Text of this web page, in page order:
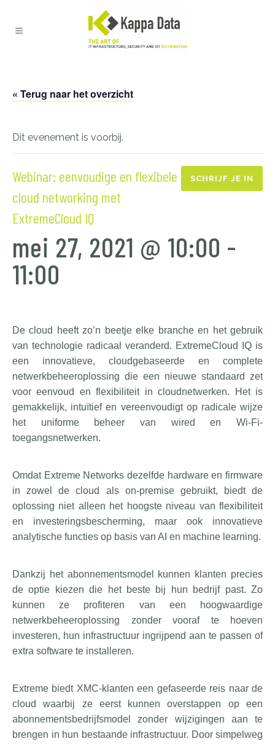
« Terug naar het overzicht
Dit evenement is voorbij.
SCHRIJF JE IN
Webinar: eenvoudige en flexibele
cloud networking met
ExtremeCloud IQ
mei 27, 2021 @ 10:00 -
11:00
De cloud heeft zo’n beetje elke branche en het gebruik
van technologie radicaal veranderd. ExtremeCloud IQ is
een innovatieve, cloudgebaseerde en complete
netwerkbeheeroplossing die een nieuwe standaard zet
voor eenvoud en flexibiliteit in cloudnetwerken. Het is
gemakkelijk, intuïtief en vereenvoudigt op radicale wijze
het uniforme beheer van wired en Wi-Fi-
toegangsnetwerken.
Omdat Extreme Networks dezelfde hardware en firmware
in zowel de cloud als on-premise gebruikt, biedt de
oplossing niet alleen het hoogste niveau van flexibiliteit
en investeringsbescherming, maar ook innovatieve
analytische functies op basis van AI en machine learning.
Dankzij het abonnementsmodel kunnen klanten precies
de optie kiezen die het beste bij hun bedrijf past. Zo
kunnen ze profiteren van een hoogwaardige
netwerkbeheeroplossing zonder vooraf te hoeven
investeren, hun infrastructuur ingrijpend aan te passen of
extra software te installeren.
Extreme biedt XMC-klanten een gefaseerde reis naar de
cloud waarbij ze eerst kunnen overstappen op een
abonnementsbedrijfsmodel zonder wijzigingen aan te
brengen in hun bestaande infrastructuur. Door simpelweg